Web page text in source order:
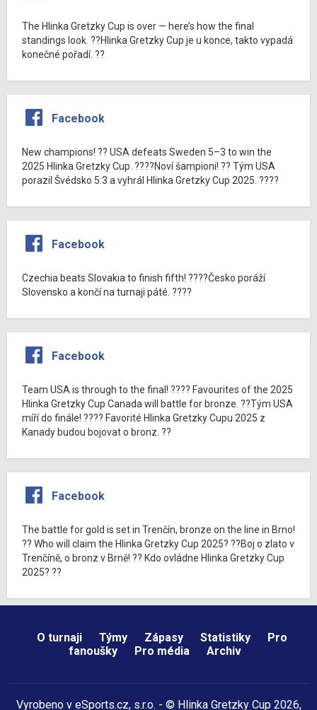
The Hlinka Gretzky Cup is over — here’s how the final
standings look. ??Hlinka Gretzky Cup je u konce, takto vypadá
konečné pořadí. ??
Facebook
New champions! ?? USA defeats Sweden 5–3 to win the
2025 Hlinka Gretzky Cup. ????Noví šampioni! ?? Tým USA
porazil Švédsko 5:3 a vyhrál Hlinka Gretzky Cup 2025. ????
Facebook
Czechia beats Slovakia to finish fifth! ????Česko poráží
Slovensko a končí na turnaji páté. ????
Facebook
Team USA is through to the final! ???? Favourites of the 2025
Hlinka Gretzky Cup Canada will battle for bronze. ??Tým USA
míří do finále! ???? Favorité Hlinka Gretzky Cupu 2025 z
Kanady budou bojovat o bronz. ??
Facebook
The battle for gold is set in Trenčín, bronze on the line in Brno!
?? Who will claim the Hlinka Gretzky Cup 2025? ??Boj o zlato v
Trenčíně, o bronz v Brně! ?? Kdo ovládne Hlinka Gretzky Cup
2025? ??
O turnaji Týmy Zápasy Statistiky
Pro
fanoušky
Pro média Archiv
Vyrobeno v eSports.cz, s.r.o. - © Hlinka Gretzky Cup 2026,